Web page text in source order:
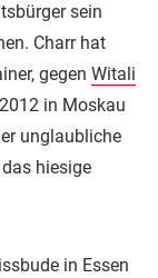
sein
Charr hat
gegen Witali
in Moskau
unglaubliche
hiesige
in Essen